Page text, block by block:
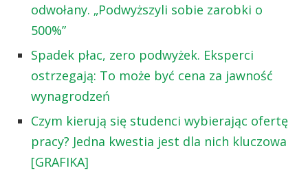
odwołany. „Podwyższyli sobie zarobki o
500%”
Spadek płac, zero podwyżek. Eksperci
ostrzegają: To może być cena za jawność
wynagrodzeń
Czym kierują się studenci wybierając ofertę
pracy? Jedna kwestia jest dla nich kluczowa
[GRAFIKA]